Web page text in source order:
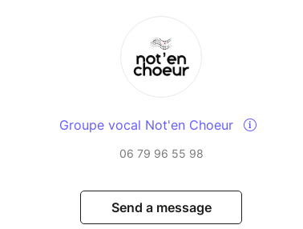
Groupe vocal Not'en Choeur
06 79 96 55 98
Send a message